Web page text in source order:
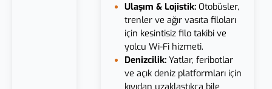
Ulaşım & Lojistik: Otobüsler,
trenler ve ağır vasıta filoları
için kesintisiz filo takibi ve
yolcu Wi-Fi hizmeti.
Denizcilik: Yatlar, feribotlar
ve açık deniz platformları için